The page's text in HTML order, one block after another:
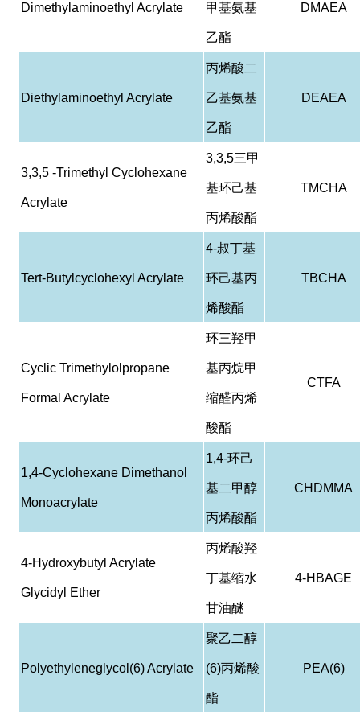
Dimethylaminoethyl Acrylate 甲基氨基
乙酯
DMAEA
Diethylaminoethyl Acrylate
丙烯酸二
乙基氨基
乙酯
DEAEA
3,3,5 -Trimethyl Cyclohexane
Acrylate
3,3,5三甲
基环己基
丙烯酸酯
TMCHA
Tert-Butylcyclohexyl Acrylate
4-叔丁基
环己基丙
烯酸酯
TBCHA
Cyclic Trimethylolpropane
Formal Acrylate
环三羟甲
基丙烷甲
缩醛丙烯
酸酯
CTFA
1,4-Cyclohexane Dimethanol
Monoacrylate
1,4-环己
基二甲醇
丙烯酸酯
CHDMMA
4-Hydroxybutyl Acrylate
Glycidyl Ether
丙烯酸羟
丁基缩水
甘油醚
4-HBAGE
Polyethyleneglycol(6) Acrylate
聚乙二醇
(6)丙烯酸
酯
PEA(6)